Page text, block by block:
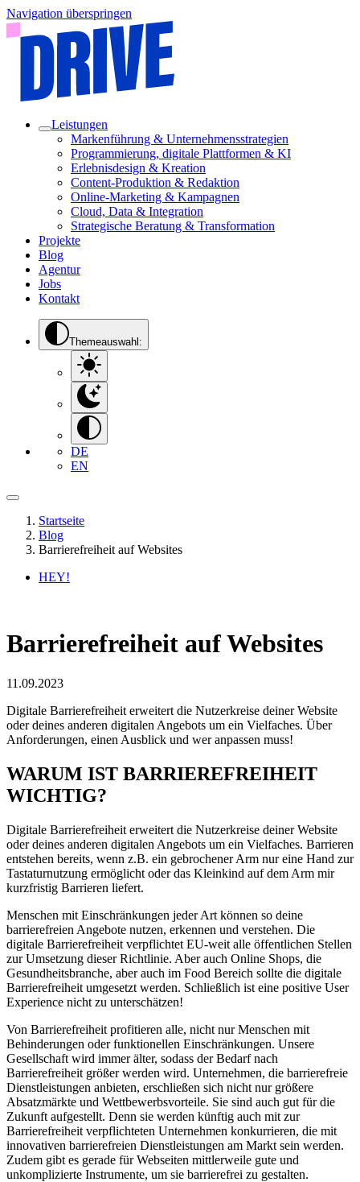
Navigation überspringen
Leistungen
Markenführung & Unternehmensstrategien
Programmierung, digitale Plattformen & KI
Erlebnisdesign & Kreation
Content-Produktion & Redaktion
Online-Marketing & Kampagnen
Cloud, Data & Integration
Strategische Beratung & Transformation
Projekte
Blog
Agentur
Jobs
Kontakt
Themeauswahl:
DE
EN
Startseite
Blog
Barrierefreiheit auf Websites
HEY!
Barrierefreiheit auf Websites
11.09.2023
Digitale Barrierefreiheit erweitert die Nutzerkreise deiner Website
oder deines anderen digitalen Angebots um ein Vielfaches. Über
Anforderungen, einen Ausblick und wer anpassen muss!
WARUM IST BARRIEREFREIHEIT
WICHTIG?
Digitale Barrierefreiheit erweitert die Nutzerkreise deiner Website
oder deines anderen digitalen Angebots um ein Vielfaches. Barrieren
entstehen bereits, wenn z.B. ein gebrochener Arm nur eine Hand zur
Tastaturnutzung ermöglicht oder das Kleinkind auf dem Arm mir
kurzfristig Barrieren liefert.
Menschen mit Einschränkungen jeder Art können so deine
barrierefreien Angebote nutzen, erkennen und verstehen. Die
digitale Barrierefreiheit verpflichtet EU-weit alle öffentlichen Stellen
zur Umsetzung dieser Richtlinie. Aber auch Online Shops, die
Gesundheitsbranche, aber auch im Food Bereich sollte die digitale
Barrierefreiheit umgesetzt werden. Schließlich ist eine positive User
Experience nicht zu unterschätzen!
Von Barrierefreiheit profitieren alle, nicht nur Menschen mit
Behinderungen oder funktionellen Einschränkungen. Unsere
Gesellschaft wird immer älter, sodass der Bedarf nach
Barrierefreiheit größer werden wird. Unternehmen, die barrierefreie
Dienstleistungen anbieten, erschließen sich nicht nur größere
Absatzmärkte und Wettbewerbsvorteile. Sie sind auch gut für die
Zukunft aufgestellt. Denn sie werden künftig auch mit zur
Barrierefreiheit verpflichteten Unternehmen konkurrieren, die mit
innovativen barrierefreien Dienstleistungen am Markt sein werden.
Zudem gibt es gerade für Webseiten mittlerweile gute und
unkomplizierte Instrumente, um sie barrierefrei zu gestalten.